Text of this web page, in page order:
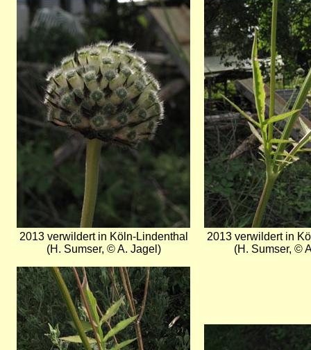
Bild
2013 verwildert in Köln-Lindenthal
(H. Sumser, © A. Jagel)
Bild
2013 verwildert in
(H. Sumser, ©
Bild